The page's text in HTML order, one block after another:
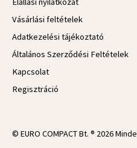
Vásárlási feltételek
Adatkezelési tájékoztató
Általános Szerződési Feltételek
Kapcsolat
Regisztráció
© EURO COMPACT Bt. ® 2026